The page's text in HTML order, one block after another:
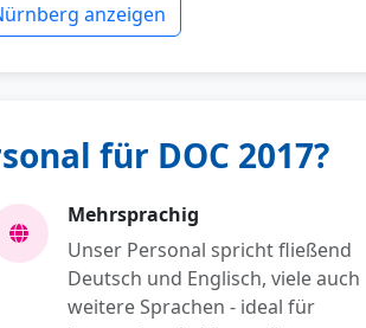
anzeigen
für DOC 2017?
Mehrsprachig
Unser Personal spricht fließend
Deutsch und Englisch, viele auch
weitere Sprachen - ideal für